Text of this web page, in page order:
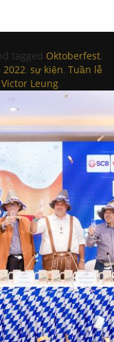
tagged Oktoberfest,
2022, sự kiện, Tuần lễ
Victor Leung.